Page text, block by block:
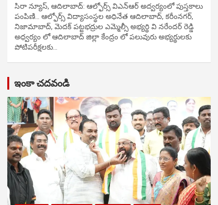
సిరా న్యూస్, ఆదిలాబాద్: ఆల్ఫోర్స్ విఎన్ఆర్ అద్వర్యంలో పుస్తకాలు
పంపిణి… ఆల్ఫోర్స్ విద్యాసంస్థల అధినేత ఆదిలాబాద్, కరీంనగర్,
నిజామాబాద్, మెదక్ పట్టభద్రుల ఎమ్మెల్సీ అభ్యర్థి వి నరేందర్ రెడ్డి
అధ్వర్యం లో ఆదిలాబాద్ జిల్లా కేంద్రం లో పలువురు అభ్యర్థులకు
పోటిప‌రీక్ష‌ల‌కు…
ఇంకా చదవండి